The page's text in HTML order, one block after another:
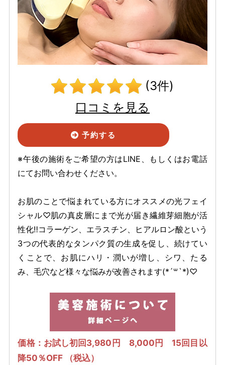
(3件)
口コミを見る
予約する
※午後の施術をご希望の方はLINE、もしくはお電話
にてお問い合わせください。
お肌のことで悩まれている方にオススメの光フェイ
シャル♡肌の真皮層にまで光が届き繊維芽細胞が活
性化‼︎コラーゲン、エラスチン、ヒアルロン酸という
3つの代表的なタンパク質の生成を促し、続けてい
くことで、お肌にハリ・潤いが増し、シワ、たる
み、毛穴など様々な悩みが改善されます(*´꒳`*)♡
価格：お試し初回3,980円 8,000円 15回目以
降50％OFF （税込）